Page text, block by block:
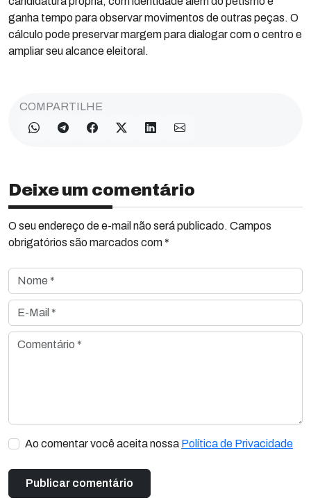
ganha tempo para observar movimentos de outras peças. O
cálculo pode preservar margem para dialogar com o centro e
ampliar seu alcance eleitoral.
COMPARTILHE
Deixe um comentário
O seu endereço de e-mail não será publicado. Campos
obrigatórios são marcados com *
Nome *
E-Mail *
Comentário *
Ao comentar você aceita nossa Política de Privacidade